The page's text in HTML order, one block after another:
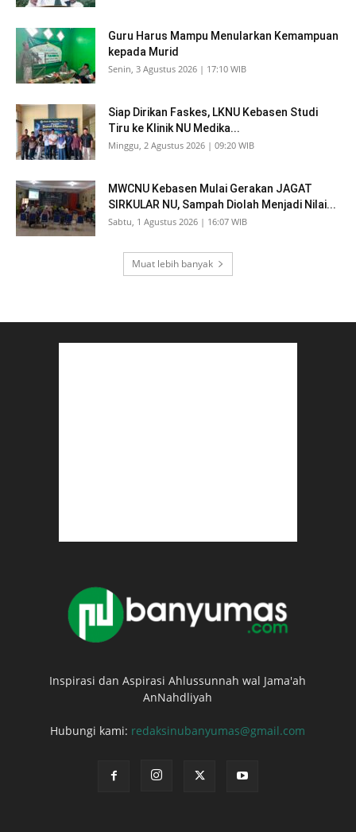
Guru Harus Mampu Menularkan Kemampuan
kepada Murid
Senin, 3 Agustus 2026 | 17:10 WIB
Siap Dirikan Faskes, LKNU Kebasen Studi
Tiru ke Klinik NU Medika...
Minggu, 2 Agustus 2026 | 09:20 WIB
MWCNU Kebasen Mulai Gerakan JAGAT
SIRKULAR NU, Sampah Diolah Menjadi Nilai...
Sabtu, 1 Agustus 2026 | 16:07 WIB
Muat lebih banyak
Inspirasi dan Aspirasi Ahlussunnah wal Jama'ah
AnNahdliyah
Hubungi kami: redaksinubanyumas@gmail.com